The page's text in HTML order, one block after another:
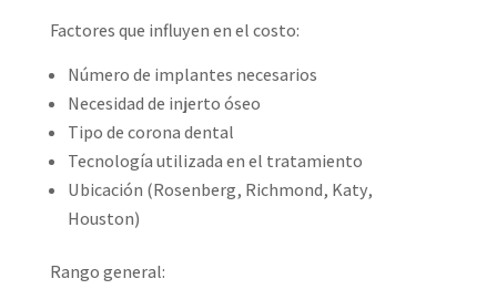
Factores que influyen en el costo:
Número de implantes necesarios
Necesidad de injerto óseo
Tipo de corona dental
Tecnología utilizada en el tratamiento
Ubicación (Rosenberg, Richmond, Katy,
Houston)
Rango general: